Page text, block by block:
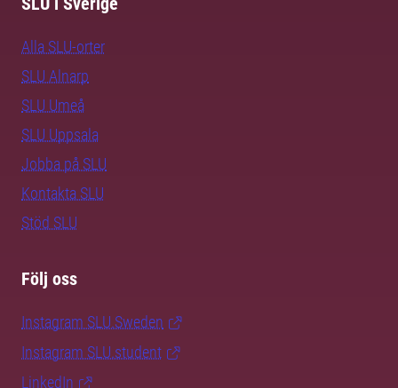
Alla SLU-orter
SLU Alnarp
SLU Umeå
SLU Uppsala
Jobba på SLU
Kontakta SLU
Stöd SLU
Följ oss
Instagram SLU.Sweden
Instagram SLU.student
LinkedIn